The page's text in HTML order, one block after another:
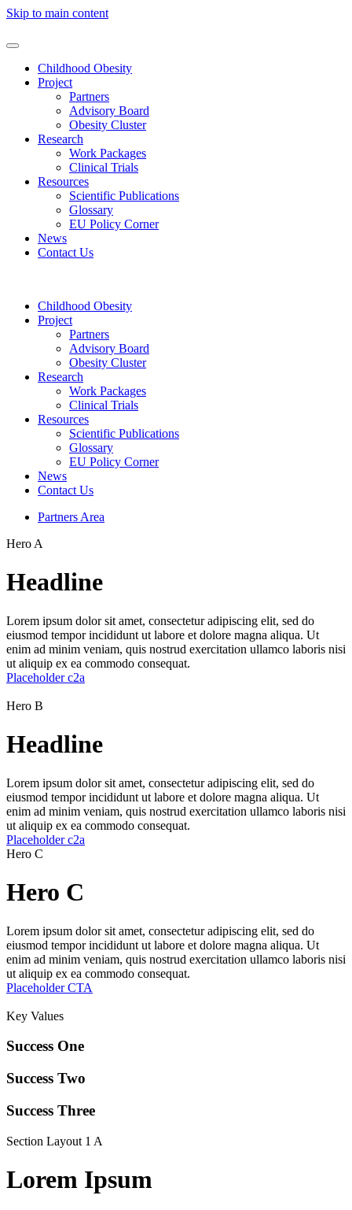
Skip to main content
Childhood Obesity
Project
Partners
Advisory Board
Obesity Cluster
Research
Work Packages
Clinical Trials
Resources
Scientific Publications
Glossary
EU Policy Corner
News
Contact Us
Childhood Obesity
Project
Partners
Advisory Board
Obesity Cluster
Research
Work Packages
Clinical Trials
Resources
Scientific Publications
Glossary
EU Policy Corner
News
Contact Us
Partners Area
Hero A
Headline
Lorem ipsum dolor sit amet, consectetur adipiscing elit, sed do
eiusmod tempor incididunt ut labore et dolore magna aliqua. Ut
enim ad minim veniam, quis nostrud exercitation ullamco laboris nisi
ut aliquip ex ea commodo consequat.
Placeholder c2a
Hero B
Headline
Lorem ipsum dolor sit amet, consectetur adipiscing elit, sed do
eiusmod tempor incididunt ut labore et dolore magna aliqua. Ut
enim ad minim veniam, quis nostrud exercitation ullamco laboris nisi
ut aliquip ex ea commodo consequat.
Placeholder c2a
Hero C
Hero C
Lorem ipsum dolor sit amet, consectetur adipiscing elit, sed do
eiusmod tempor incididunt ut labore et dolore magna aliqua. Ut
enim ad minim veniam, quis nostrud exercitation ullamco laboris nisi
ut aliquip ex ea commodo consequat.
Placeholder CTA
Key Values
Success One
Success Two
Success Three
Section Layout 1 A
Lorem Ipsum